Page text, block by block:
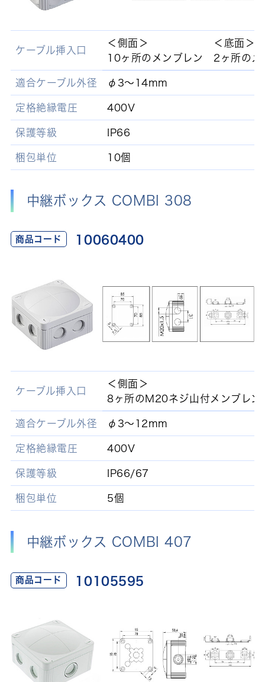
ケーブル挿入口
＜側面＞
10ヶ所のメンブレン
＜底面＞
2ヶ所のメ
適合ケーブル外径 φ3～14mm
定格絶縁電圧 400V
保護等級 IP66
梱包単位 10個
中継ボックス COMBI 308
商品コード 10060400
ケーブル挿入口
＜側面＞
8ヶ所のM20ネジ山付メンブレン
適合ケーブル外径 φ3～12mm
定格絶縁電圧 400V
保護等級 IP66/67
梱包単位 5個
中継ボックス COMBI 407
商品コード 10105595